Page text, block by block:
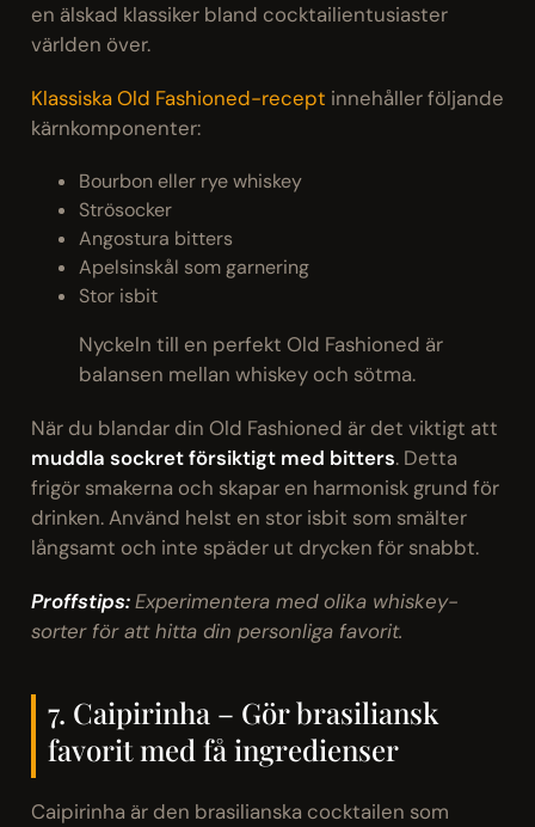
en älskad klassiker bland cocktailientusiaster
världen över.
Klassiska Old Fashioned-recept innehåller följande
kärnkomponenter:
Bourbon eller rye whiskey
Strösocker
Angostura bitters
Apelsinskål som garnering
Stor isbit
Nyckeln till en perfekt Old Fashioned är
balansen mellan whiskey och sötma.
När du blandar din Old Fashioned är det viktigt att
muddla sockret försiktigt med bitters. Detta
frigör smakerna och skapar en harmonisk grund för
drinken. Använd helst en stor isbit som smälter
långsamt och inte späder ut drycken för snabbt.
Proffstips:Experimentera med olika whiskey-
sorter för att hitta din personliga favorit.
7. Caipirinha – Gör brasiliansk
favorit med få ingredienser
Caipirinha är den brasilianska cocktailen som